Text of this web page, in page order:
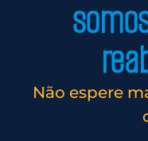
Não espere